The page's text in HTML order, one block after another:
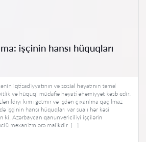
işçinin hansı hüquqları
iqtisadiyyatının və sosial həyatının təməl
və hüquqi müdafiə həyati əhəmiyyət kəsb edir.
kimi getmir və işdən çıxarılma qaçılmaz
işçinin hansı hüquqları var sualı hər kəsi
ki, Azərbaycan qanunvericiliyi işçilərin
mexanizmlərə malikdir. […]